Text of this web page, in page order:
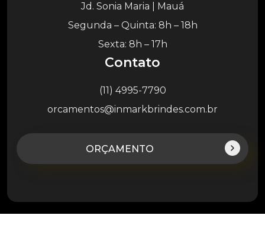
Jd. Sonia Maria | Mauá
Segunda – Quinta: 8h – 18h
Sexta: 8h – 17h
Contato
(11) 4995-7790
orcamentos@inmarkbrindes.com.br
ORÇAMENTO